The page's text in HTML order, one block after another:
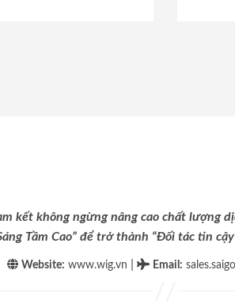
kết không ngừng nâng cao chất lượng
Tầm Cao” để trở thành “Đối tác tin
Website: www.wig.vn Email :